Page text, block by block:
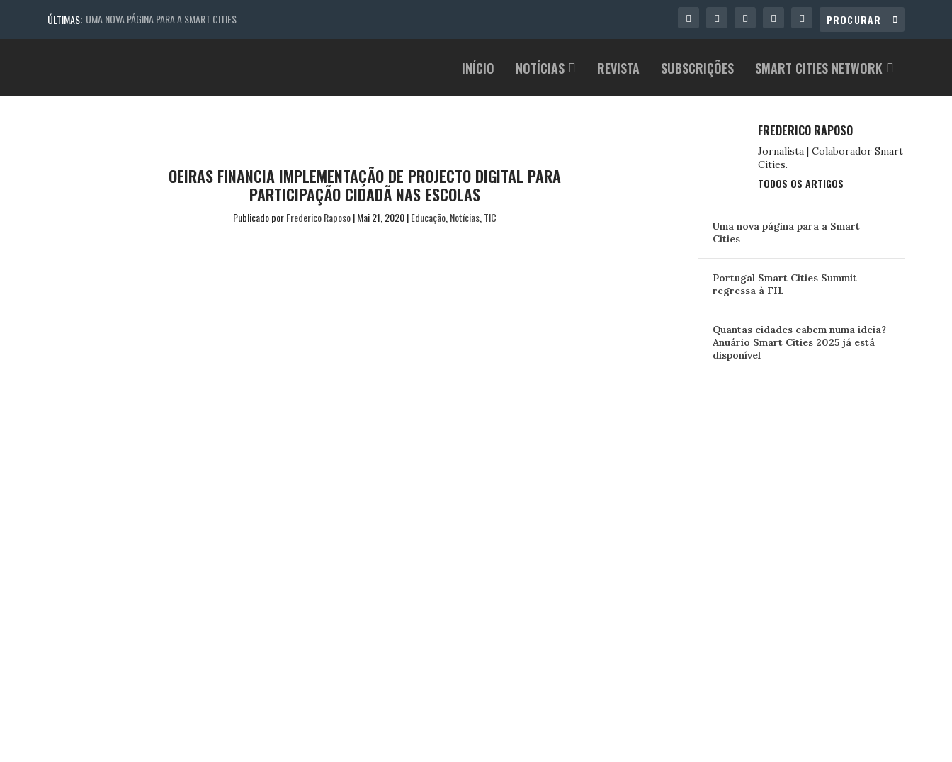
ÚLTIMAS: UMA NOVA PÁGINA PARA A SMART CITIES
INÍCIO NOTÍCIAS REVISTA SUBSCRIÇÕES SMART CITIES NETWORK
OEIRAS FINANCIA IMPLEMENTAÇÃO DE PROJECTO DIGITAL PARA
PARTICIPAÇÃO CIDADÃ NAS ESCOLAS
Publicado porFrederico Raposo|Mai 21, 2020|Educação, Notícias, TIC
FREDERICO RAPOSO
Jornalista | Colaborador Smart
Cities.
TODOS OS ARTIGOS
Uma nova página para a Smart
Cities
Portugal Smart Cities Summit
regressa à FIL
Quantas cidades cabem numa ideia?
Anuário Smart Cities 2025 já está
disponível